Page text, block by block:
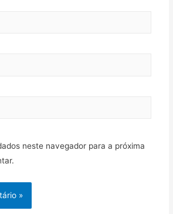
neste navegador para a próxima